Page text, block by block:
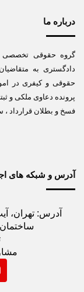
درباره ما
گروه حقوقی تخصصی
دادگستری به
حقوقی و کیفری در
پرونده دعاوی ملکی و
فسخ و بطلان قرارداد
آدرس و شبکه های
آدرس: تهران،
مشاوره